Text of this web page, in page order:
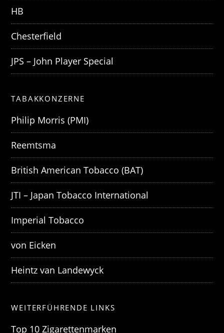
HB
Chesterfield
JPS – John Player Special
TABAKKONZERNE
Philip Morris (PMI)
Reemtsma
British American Tobacco (BAT)
JTI – Japan Tobacco International
Imperial Tobacco
von Eicken
Heintz van Landewyck
WEITERFÜHRENDE LINKS
Top 10 Zigarettenmarken